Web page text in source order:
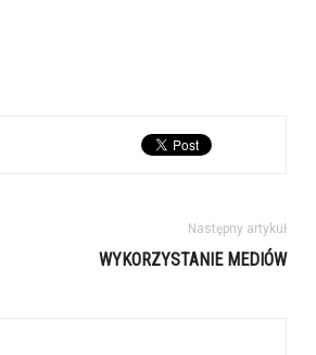
Następny artykuł
WYKORZYSTANIE MEDIÓW